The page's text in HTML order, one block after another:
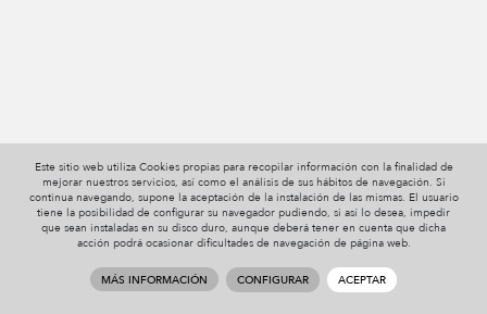
Este sitio web utiliza Cookies propias para recopilar información con la finalidad de
mejorar nuestros servicios, así como el análisis de sus hábitos de navegación. Si
continua navegando, supone la aceptación de la instalación de las mismas. El usuario
tiene la posibilidad de configurar su navegador pudiendo, si así lo desea, impedir
que sean instaladas en su disco duro, aunque deberá tener en cuenta que dicha
acción podrá ocasionar dificultades de navegación de página web.
MÁS INFORMACIÓN CONFIGURAR ACEPTAR